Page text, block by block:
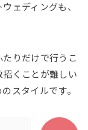
ェディングも、
りだけで行うこ
くことが難しい
スタイルです。